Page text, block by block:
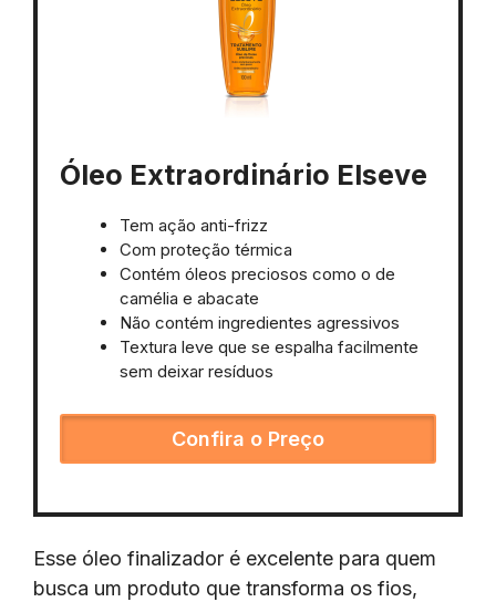
Óleo Extraordinário Elseve
Tem ação anti-frizz
Com proteção térmica
Contém óleos preciosos como o de
camélia e abacate
Não contém ingredientes agressivos
Textura leve que se espalha facilmente
sem deixar resíduos
Confira o Preço
Esse óleo finalizador é excelente para quem
busca um produto que transforma os fios,